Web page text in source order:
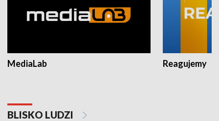
MediaLab Reagujemy
BLISKO LUDZI